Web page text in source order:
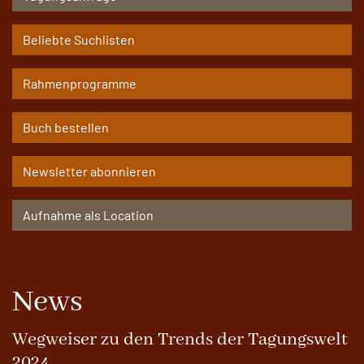
Beliebte Suchlisten
Rahmenprogramme
Buch bestellen
Newsletter abonnieren
Aufnahme als Location
News
Wegweiser zu den Trends der Tagungswelt